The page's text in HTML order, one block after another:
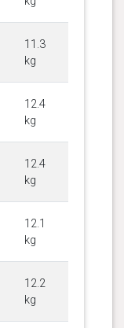
11.3
kg
12.4
kg
12.4
kg
12.1
kg
12.2
kg